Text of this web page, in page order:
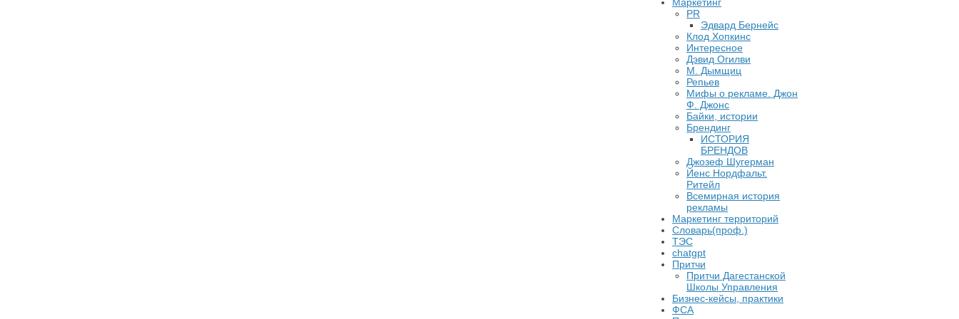
PR
Эдвард Бернейс
Клод Хопкинс
Интересное
Дэвид Огилви
М. Дымщиц
Репьев
Мифы о рекламе. Джон
Ф. Джонс
Байки, истории
Брендинг
ИСТОРИЯ
БРЕНДОВ
Джозеф Шугерман
​Йенс Нордфальт.
Ритейл
Всемирная история
рекламы
Маркетинг территорий
Словарь(проф.)
ТЭС
chatgpt
Притчи
Притчи Дагестанской
Школы Управления
Бизнес-кейсы, практики
ФСА